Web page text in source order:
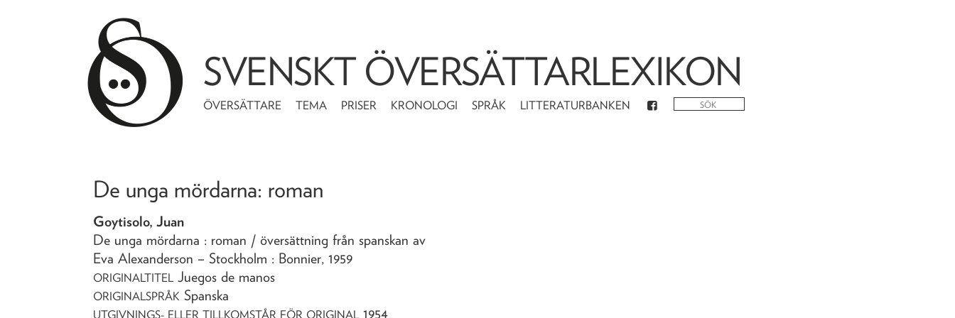
SVENSKT ÖVERSÄTTARLEXIKON
ÖVERSÄTTARE TEMA PRISER KRONOLOGI SPRÅK LITTERATURBANKEN
De unga mördarna: roman
Goytisolo, Juan
De unga mördarna : roman / översättning från spanskan av
Eva Alexanderson – Stockholm : Bonnier,1959
ORIGINALTITEL Juegos de manos
ORIGINALSPRÅK Spanska
UTGIVNINGS- ELLER TILLKOMSTÅR FÖR ORIGINAL 1954